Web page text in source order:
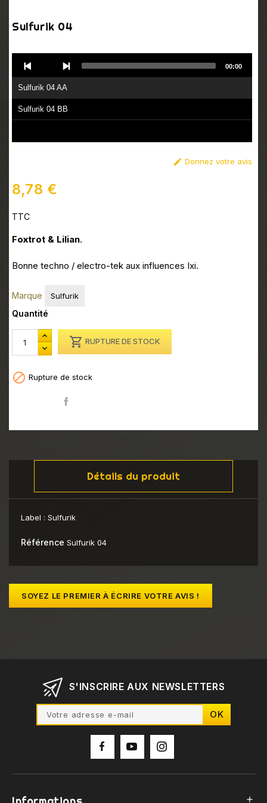
Sulfurik 04
Player
Sulfurik 04 AA
Sulfurik 04 BB
00:00
 Donnez votre avis
8,78 €
TTC
Foxtrot & Lilian.
Bonne techno / electro-tek aux influences Ixi.
Marque Sulfurik
Quantité
 RUPTURE DE STOCK
 Rupture de stock
Détails du produit
Label : Sulfurik
Référence Sulfurik 04
SOYEZ LE PREMIER À ÉCRIRE VOTRE AVIS !
S'INSCRIRE AUX NEWSLETTERS
